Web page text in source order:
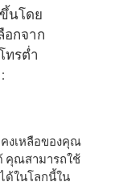
นโดย
อกจาก
ทรต่ำ
คงเหลือของคุณ
คุณสามารถใช้
ด้ในโลกนี้ใน